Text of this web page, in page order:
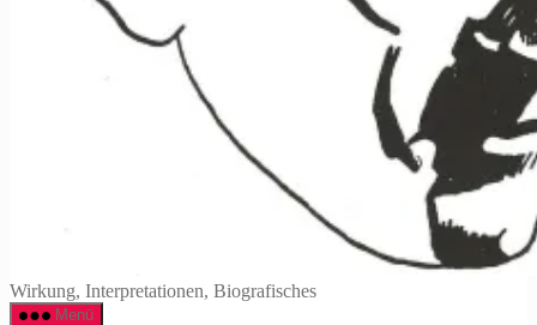
Walter
Mehring
Wirkung, Interpretationen, Biografisches
Menü